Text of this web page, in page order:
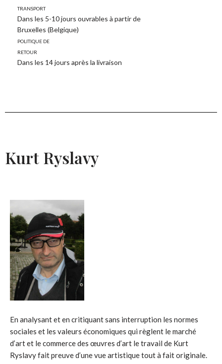
transport
Dans les 5-10 jours ouvrables à partir de
Bruxelles (Belgique)
Politique de
retour
Dans les 14 jours après la livraison
Kurt Ryslavy
En analysant et en critiquant sans interruption les normes
sociales et les valeurs économiques qui règlent le marché
d’art et le commerce des œuvres d’art le travail de Kurt
Ryslavy fait preuve d’une vue artistique tout à fait originale.